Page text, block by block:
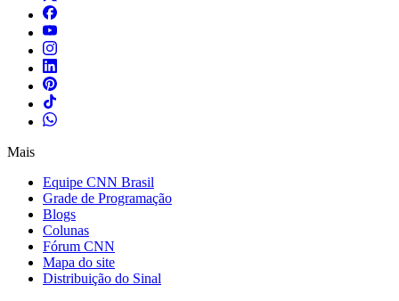
Mais
Equipe CNN Brasil
Grade de Programação
Blogs
Colunas
Fórum CNN
Mapa do site
Distribuição do Sinal